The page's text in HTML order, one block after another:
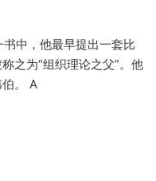
中，他最早提出一套比
之为“组织理论之父”。他
。 A